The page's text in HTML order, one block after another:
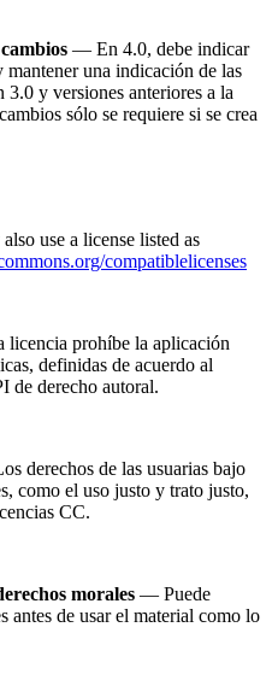
— En 4.0, debe indicar
una indicación de las
y versiones anteriores a la
sólo se requiere si se crea
use a license listed as
compatiblelicenses
prohíbe la aplicación
definidas de acuerdo al
de derecho autoral.
derechos de las usuarias bajo
como el uso justo y trato justo,
CC.
morales — Puede
antes de usar el material como lo